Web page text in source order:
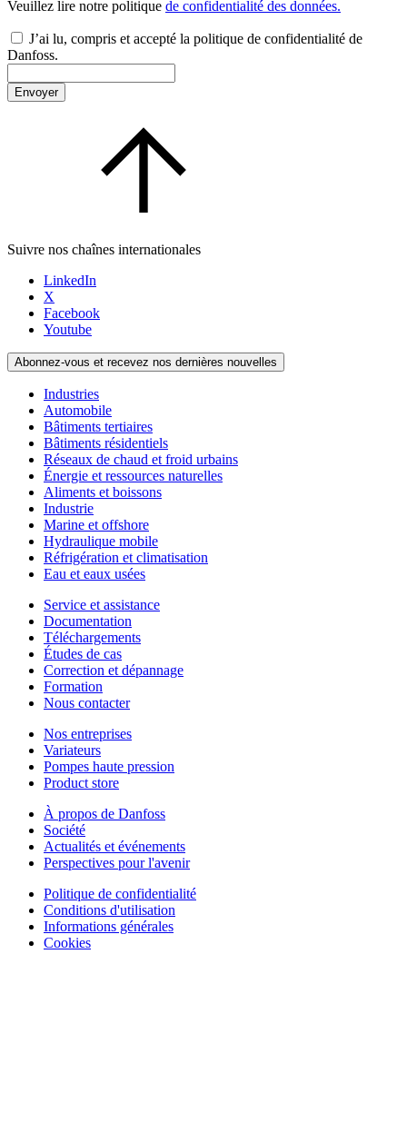
Veuillez lire notre politique de confidentialité des données.
J’ai lu, compris et accepté la politique de confidentialité de
Danfoss.
Envoyer
Suivre nos chaînes internationales
LinkedIn
X
Facebook
Youtube
Abonnez-vous et recevez nos dernières nouvelles
Industries
Automobile
Bâtiments tertiaires
Bâtiments résidentiels
Réseaux de chaud et froid urbains
Énergie et ressources naturelles
Aliments et boissons
Industrie
Marine et offshore
Hydraulique mobile
Réfrigération et climatisation
Eau et eaux usées
Service et assistance
Documentation
Téléchargements
Études de cas
Correction et dépannage
Formation
Nous contacter
Nos entreprises
Variateurs
Pompes haute pression
Product store
À propos de Danfoss
Société
Actualités et événements
Perspectives pour l'avenir
Politique de confidentialité
Conditions d'utilisation
Informations générales
Cookies